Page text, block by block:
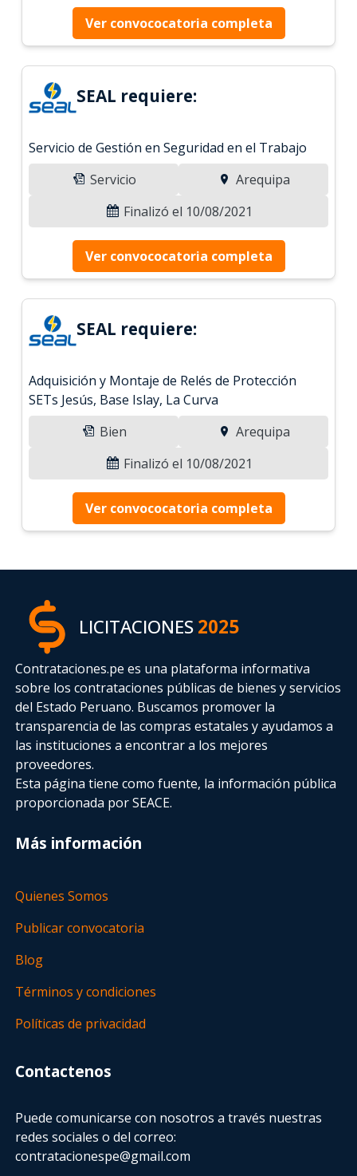
Ver convococatoria completa
SEAL requiere:
Servicio de Gestión en Seguridad en el Trabajo
Servicio
Arequipa
Finalizó el 10/08/2021
Ver convococatoria completa
SEAL requiere:
Adquisición y Montaje de Relés de Protección
SETs Jesús, Base Islay, La Curva
Bien
Arequipa
Finalizó el 10/08/2021
Ver convococatoria completa
LICITACIONES2025
Contrataciones.pe es una plataforma informativa
sobre los contrataciones públicas de bienes y servicios
del Estado Peruano. Buscamos promover la
transparencia de las compras estatalesy ayudamos a
las instituciones a encontrar a los mejores
proveedores.
Esta página tiene como fuente, la información pública
proporcionada por SEACE.
Más información
Quienes Somos
Publicar convocatoria
Blog
Términos y condiciones
Políticas de privacidad
Contactenos
Puede comunicarse con nosotros a través nuestras
redes sociales o del correo:
contratacionespe@gmail.com